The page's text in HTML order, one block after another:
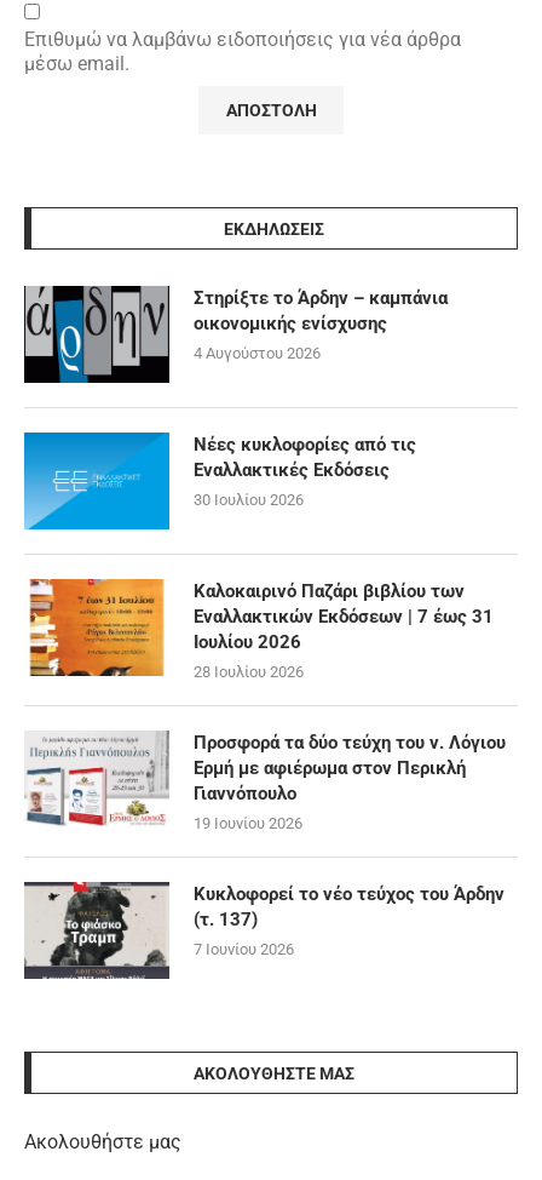
Επιθυμώ να λαμβάνω ειδοποιήσεις για νέα άρθρα
μέσω email.
ΕΚΔΗΛΩΣΕΙΣ
Στηρίξτε το Άρδην – καμπάνια
οικονομικής ενίσχυσης
4 Αυγούστου 2026
Νέες κυκλοφορίες από τις
Εναλλακτικές Εκδόσεις
30 Ιουλίου 2026
Καλοκαιρινό Παζάρι βιβλίου των
Εναλλακτικών Εκδόσεων | 7 έως 31
Ιουλίου 2026
28 Ιουλίου 2026
Προσφορά τα δύο τεύχη του ν. Λόγιου
Ερμή με αφιέρωμα στον Περικλή
Γιαννόπουλο
19 Ιουνίου 2026
Κυκλοφορεί το νέο τεύχος του Άρδην
(τ. 137)
7 Ιουνίου 2026
ΑΚΟΛΟΥΘΉΣΤΕ ΜΑΣ
Ακολουθήστε μας